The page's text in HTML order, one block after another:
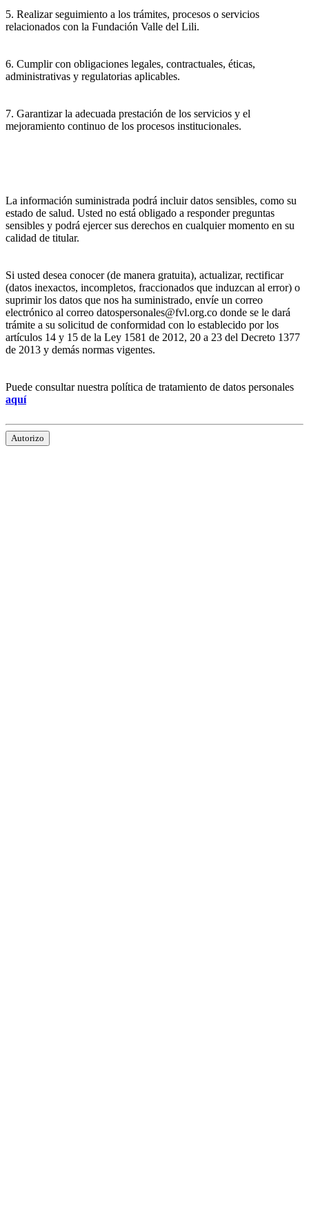
5. Realizar seguimiento a los trámites, procesos o servicios
relacionados con la Fundación Valle del Lili.
6. Cumplir con obligaciones legales, contractuales, éticas,
administrativas y regulatorias aplicables.
7. Garantizar la adecuada prestación de los servicios y el
mejoramiento continuo de los procesos institucionales.
La información suministrada podrá incluir datos sensibles, como su
estado de salud. Usted no está obligado a responder preguntas
sensibles y podrá ejercer sus derechos en cualquier momento en su
calidad de titular.
Si usted desea conocer (de manera gratuita), actualizar, rectificar
(datos inexactos, incompletos, fraccionados que induzcan al error) o
suprimir los datos que nos ha suministrado, envíe un correo
electrónico al correo datospersonales@fvl.org.co donde se le dará
trámite a su solicitud de conformidad con lo establecido por los
artículos 14 y 15 de la Ley 1581 de 2012, 20 a 23 del Decreto 1377
de 2013 y demás normas vigentes.
Puede consultar nuestra política de tratamiento de datos personales
aquí
Autorizo